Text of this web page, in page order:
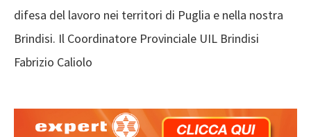
difesa del lavoro nei territori di Puglia e nella nostra
Brindisi. Il Coordinatore Provinciale UIL Brindisi
Fabrizio Caliolo